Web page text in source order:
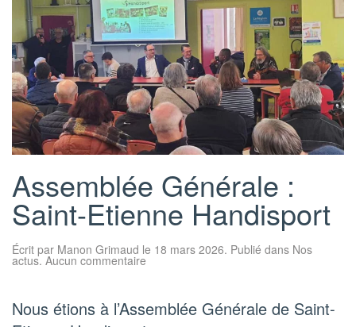
Assemblée Générale :
Saint-Etienne Handisport
Écrit par Manon Grimaud le 18 mars 2026. Publié dans Nos
actus. Aucun commentaire
Saint-
Etienne
Nous étions à l’Assemblée Générale de Saint-